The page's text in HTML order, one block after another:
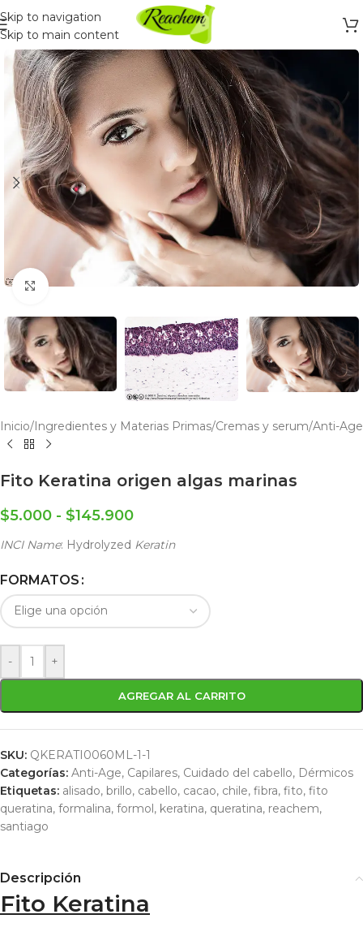
Skip to navigation
Skip to main content
Click to enlarge
Inicio/Ingredientes y Materias Primas/Cremas y serum/Anti-Age
Fito Keratina origen algas marinas
$5.000 - $145.900
INCI Name: Hydrolyzed Keratin
FORMATOS
- +
AGREGAR AL CARRITO
SKU: QKERATI0060ML-1-1
Categorías: Anti-Age, Capilares, Cuidado del cabello, Dérmicos
Etiquetas: alisado, brillo, cabello, cacao, chile, fibra, fito, fito
queratina, formalina, formol, keratina, queratina, reachem,
santiago
Descripción
Fito Keratina